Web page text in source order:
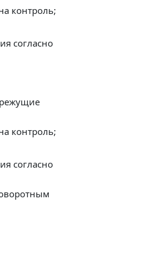
контроль;
согласно
контроль;
согласно